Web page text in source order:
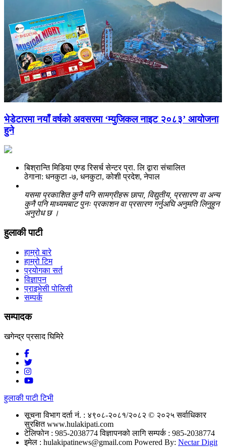
भेडेटारमा नयाँ वर्षको अवसरमा ‘म्युजिकल नाइट २०८३’ आयोजना
हुने
बिश्रान्ति मिडिया एण्ड रिसर्च सेन्टर प्रा. लि द्वारा संचालित
ठेगाना: धनकुटा -७, धनकुटा, कोशी प्रदेश, नेपाल
यसमा प्रकाशित कुनै पनि सामग्रीहरू छापा, विद्युतीय, प्रसारण वा अन्य
कुनै पनि माध्यमबाट पुनः प्रकाशन वा प्रसारण गर्नुअघि अनुमति लिनुहुन
अनुरोध छ ।
हुलाकी पाटी
हाम्रो बारे
हाम्रो टिम
प्रयोगका सर्त
विज्ञापन
प्राइभेसी पोलिसी
सम्पर्क
सम्पादक
खगेन्द्र प्रसाद घिमिरे
हुलाकी पाटी टिभी
सूचना विभाग दर्ता नं. : ४९०८-२०८१/२०८२ © २०२५ सर्वाधिकार
सुरक्षित www.hulakipati.com
टेलिफोन : 985-2038774विज्ञापनको लागि सम्पर्क : 985-2038774
इमेल : hulakipatinews@gmail.com Powered By: Nectar Digit